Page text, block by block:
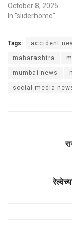
October 8, 2025
In "sliderhome"
Tags: accident
maharashtra
mumbai news
social media